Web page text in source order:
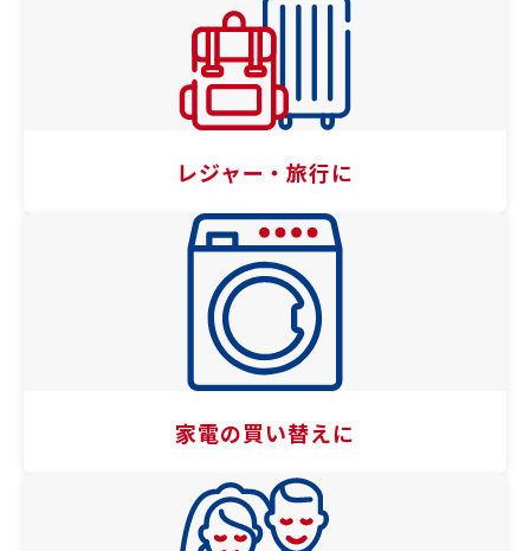
レジャー・旅行に
家電の買い替えに